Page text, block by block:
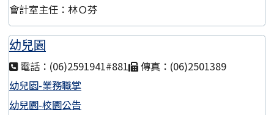
會計室主任：林Ｏ芬
幼兒園
電話：(06)2591941#881
傳真：(06)2501389
幼兒園-業務職掌
幼兒園-校園公告